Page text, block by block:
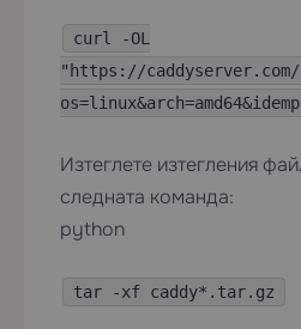
curl -OL
"https://caddyserver.com/
Изтеглете изтегления
следната команда:
python
tar -xf caddy*.tar.gz